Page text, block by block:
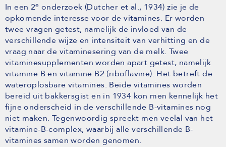
In een 2e onderzoek (Dutcher et al., 1934) zie je de
opkomende interesse voor de vitamines. Er worden
twee vragen getest, namelijk de invloed van de
verschillende wijze en intensiteit van verhitting en de
vraag naar de vitaminesering van de melk. Twee
vitaminesupplementen worden apart getest, namelijk
vitamine B en vitamine B2 (riboflavine). Het betreft de
wateroplosbare vitamines. Beide vitamines worden
bereid uit bakkersgist en in 1934 kon men kennelijk het
fijne onderscheid in de verschillende B-vitamines nog
niet maken. Tegenwoordig spreekt men veelal van het
vitamine-B-complex, waarbij alle verschillende B-
vitamines samen worden genomen.